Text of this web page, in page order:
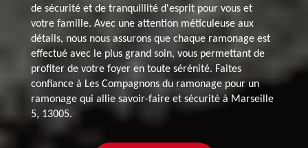
de sécurité et de tranquillité d'esprit pour vous et
votre famille. Avec une attention méticuleuse aux
détails, nous nous assurons que chaque ramonage est
effectué avec le plus grand soin, vous permettant de
profiter de votre foyer en toute sérénité. Faites
confiance à Les Compagnons du ramonage pour un
ramonage qui allie savoir-faire et sécurité à Marseille
5, 13005.